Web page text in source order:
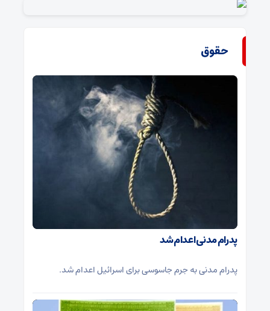
حقوق
پدرام مدنی اعدام شد
پدرام مدنی به جرم جاسوسی برای اسرائیل اعدام شد.